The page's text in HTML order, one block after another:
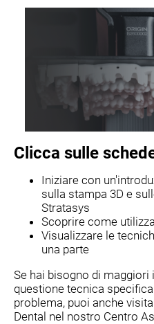
Clicca sulle
Iniziare con
sulla stampa 3D e
Stratasys
Scoprire come
Visualizzare le
una parte
Se hai bisogno di
questione tecnica
problema, puoi anche
Dental nel nostro Centro